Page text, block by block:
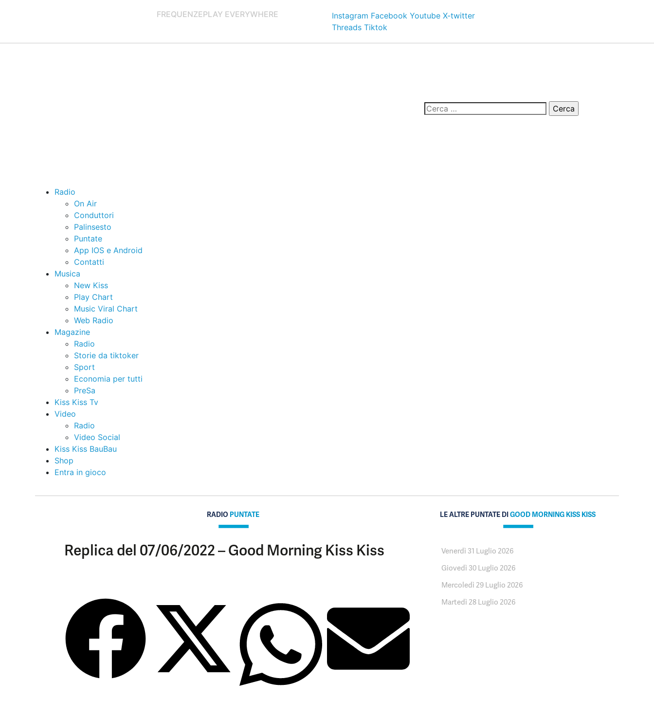
FREQUENZEPLAY EVERYWHERE Instagram Facebook Youtube X-twitter
Threads Tiktok
Radio
On Air
Conduttori
Palinsesto
Puntate
App IOS e Android
Contatti
Musica
New Kiss
Play Chart
Music Viral Chart
Web Radio
Magazine
Radio
Storie da tiktoker
Sport
Economia per tutti
PreSa
Kiss Kiss Tv
Video
Radio
Video Social
Kiss Kiss BauBau
Shop
Entra in gioco
RADIO PUNTATE
Replica del 07/06/2022 – Good Morning Kiss Kiss
LE ALTRE PUNTATE DIGOOD MORNING KISS KISS
Venerdì 31 Luglio 2026
Giovedì 30 Luglio 2026
Mercoledì 29 Luglio 2026
Martedì 28 Luglio 2026